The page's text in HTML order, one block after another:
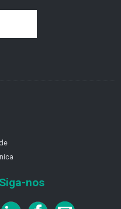
Siga-nos